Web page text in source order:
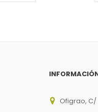
Ofigrao, C/